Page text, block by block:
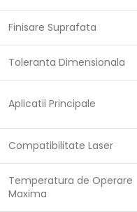
Finisare Suprafata
Toleranta Dimensionala
Aplicatii Principale
Compatibilitate Laser
Temperatura de Operare
Maxima